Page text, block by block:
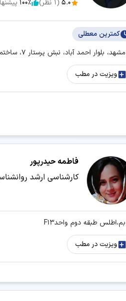
5.0
(
1نظر) 100٪
کمترین معطلی
مشهد، بلوار احمد آباد، نبش پرستار 7، ساختمان پزشکان بنیامین،...
ویزیت در مطب
فاطمه حیدرپور
کارشناسی ارشد
بم،اطلس طبقه دوم واحدF13
ویزیت در مطب